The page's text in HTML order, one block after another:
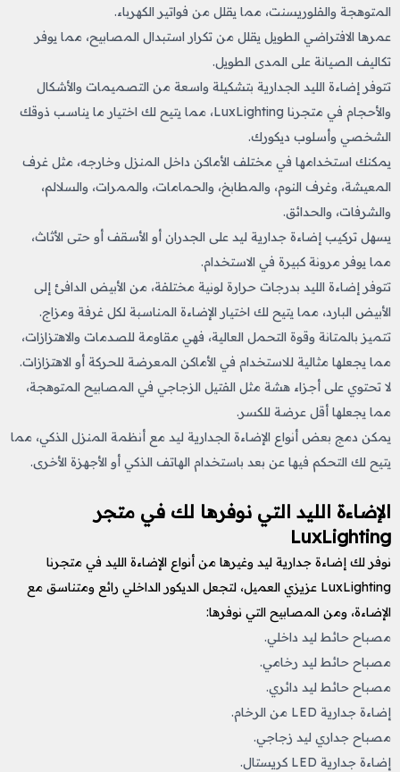
المتوهجة والفلوريسنت، مما يقلل من فواتير الكهرباء.
عمرها الافتراضي الطويل يقلل من تكرار استبدال المصابيح، مما يوفر
تكاليف الصيانة على المدى الطويل.
تتوفر إضاءة الليد الجدارية بتشكيلة واسعة من التصميمات والأشكال
والأحجام في متجرنا LuxLighting، مما يتيح لك اختيار ما يناسب ذوقك
الشخصي وأسلوب ديكورك.
يمكنك استخدامها في مختلف الأماكن داخل المنزل وخارجه، مثل غرف
المعيشة، وغرف النوم، والمطابخ، والحمامات، والممرات، والسلالم،
والشرفات، والحدائق.
يسهل تركيب إضاءة جدارية ليد على الجدران أو الأسقف أو حتى الأثاث،
مما يوفر مرونة كبيرة في الاستخدام.
تتوفر إضاءة الليد بدرجات حرارة لونية مختلفة، من الأبيض الدافئ إلى
الأبيض البارد، مما يتيح لك اختيار الإضاءة المناسبة لكل غرفة ومزاج.
تتميز بالمتانة وقوة التحمل العالية، فهي مقاومة للصدمات والاهتزازات،
مما يجعلها مثالية للاستخدام في الأماكن المعرضة للحركة أو الاهتزازات.
لا تحتوي على أجزاء هشة مثل الفتيل الزجاجي في المصابيح المتوهجة،
مما يجعلها أقل عرضة للكسر.
يمكن دمج بعض أنواع الإضاءة الجدارية ليد مع أنظمة المنزل الذكي، مما
يتيح لك التحكم فيها عن بعد باستخدام الهاتف الذكي أو الأجهزة الأخرى.
الإضاءة الليد التي نوفرها لك في متجر
LuxLighting
نوفر لك إضاءة جدارية ليد وغيرها من أنواع الإضاءة الليد في متجرنا
LuxLighting عزيزي العميل، لتجعل الديكور الداخلي رائع ومتناسق مع
الإضاءة، ومن المصابيح التي نوفرها:
مصباح حائط ليد داخلي.
مصباح حائط ليد رخامي.
مصباح حائط ليد دائري.
إضاءة جدارية LED من الرخام.
مصباح جداري ليد زجاجي.
إضاءة جدارية LED كريستال.